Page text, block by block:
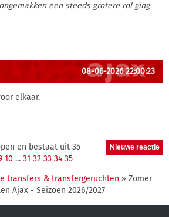
een steeds grotere rol ging
08-06-2026 22:00:23
elkaar.
en bestaat uit 35
10 ... 31 32 33 34 35
transfers & transfergeruchten » Zomer
Ajax - Seizoen 2026/2027